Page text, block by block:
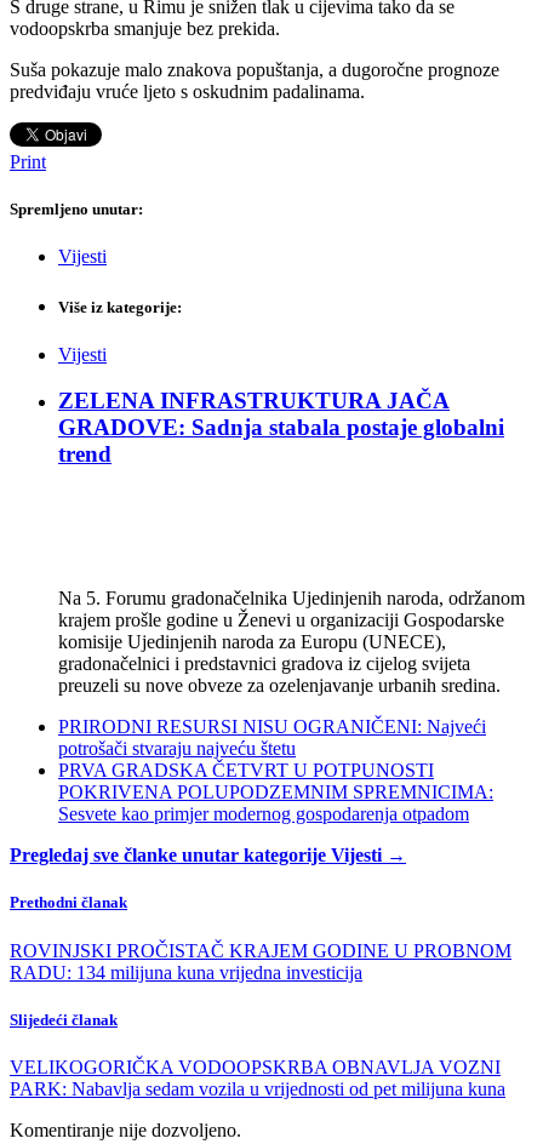
S druge strane, u Rimu je snižen tlak u cijevima tako da se
vodoopskrba smanjuje bez prekida.
Suša pokazuje malo znakova popuštanja, a dugoročne prognoze
predviđaju vruće ljeto s oskudnim padalinama.
Print
Spremljeno unutar:
Vijesti
Više iz kategorije:
Vijesti
ZELENA INFRASTRUKTURA JAČA
GRADOVE: Sadnja stabala postaje globalni
trend
Na 5. Forumu gradonačelnika Ujedinjenih naroda, održanom
krajem prošle godine u Ženevi u organizaciji Gospodarske
komisije Ujedinjenih naroda za Europu (UNECE),
gradonačelnici i predstavnici gradova iz cijelog svijeta
preuzeli su nove obveze za ozelenjavanje urbanih sredina.
PRIRODNI RESURSI NISU OGRANIČENI: Najveći
potrošači stvaraju najveću štetu
PRVA GRADSKA ČETVRT U POTPUNOSTI
POKRIVENA POLUPODZEMNIM SPREMNICIMA:
Sesvete kao primjer modernog gospodarenja otpadom
Pregledaj sve članke unutar kategorije Vijesti →
Prethodni članak
ROVINJSKI PROČISTAČ KRAJEM GODINE U PROBNOM
RADU: 134 milijuna kuna vrijedna investicija
Slijedeći članak
VELIKOGORIČKA VODOOPSKRBA OBNAVLJA VOZNI
PARK: Nabavlja sedam vozila u vrijednosti od pet milijuna kuna
Komentiranje nije dozvoljeno.